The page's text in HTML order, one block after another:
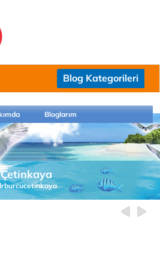
Blog Kategorileri
Bloglarım